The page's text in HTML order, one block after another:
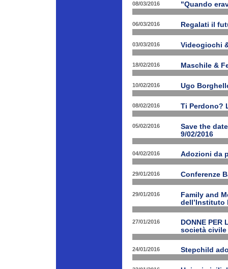
08/03/2016 "Quando
06/03/2016 Regalati il
03/03/2016 Videogiochi
18/02/2016 Maschile &
10/02/2016 Ugo
08/02/2016 Ti Perdono?
05/02/2016
Save the
9/02/2016
04/02/2016 Adozioni da
29/01/2016 Conferenze
29/01/2016
Family and
dell’Instituto
27/01/2016
DONNE
società
24/01/2016 Stepchild